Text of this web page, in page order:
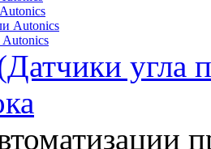
Autonics
угла